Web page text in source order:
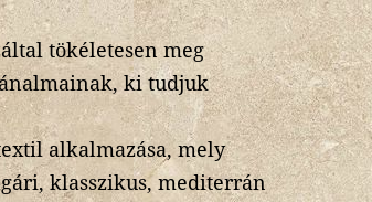
tökéletesen meg
ki tudjuk
alkalmazása, mely
klasszikus, mediterrán